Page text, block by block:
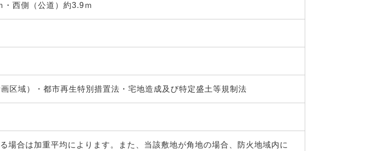
・西側（公道）約3.9ｍ
区域）・都市再生特別措置法・宅地造成及び特定盛土等規制法
場合は加重平均によります。また、当該敷地が角地の場合、防火地域内に